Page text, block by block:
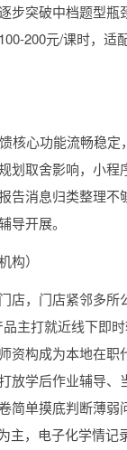
步突破中档题型瓶
200元/课时，适
核心功能流畅稳定
划取舍影响，小程
告消息归类整理不
导开展。
构）
店，门店紧邻多所
主打就近线下即
资构成为本地在职
放学后作业辅导、
简单摸底判断薄弱
，电子化学情记